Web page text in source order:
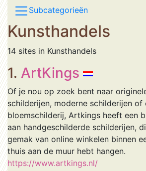
Subcategorieën
Kunsthandels
14 sites in Kunsthandels
1. ArtKings
Of je nou op zoek bent naar
schilderijen, moderne schilderijen of
bloemschilderij, Artkings heeft een
aan handgeschilderde schilderijen,
gemak van online winkelen binnen
thuis aan de muur hebt hangen.
https://www.artkings.nl/